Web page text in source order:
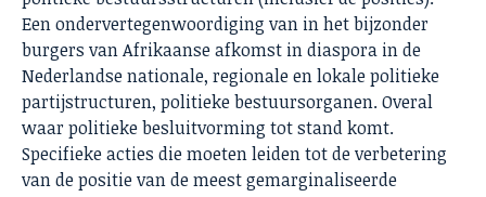
Een ondervertegenwoordiging van in het bijzonder
burgers van Afrikaanse afkomst in diaspora in de
Nederlandse nationale, regionale en lokale politieke
partijstructuren, politieke bestuursorganen. Overal
waar politieke besluitvorming tot stand komt.
Specifieke acties die moeten leiden tot de verbetering
van de positie van de meest gemarginaliseerde